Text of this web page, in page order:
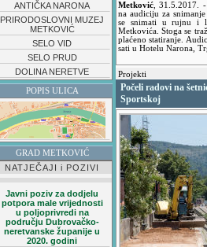
ANTIČKA NARONA
PRIRODOSLOVNI MUZEJ
METKOVIĆ
SELO VID
SELO PRUD
DOLINA NERETVE
POPIS ULICA
GRAD METKOVIĆ
NATJEČAJI i POZIVI
Javni poziv za dodjelu
potpora male vrijednosti
u poljoprivredi na
području Dubrovačko-
neretvanske županije u
2020. godini
Metković ,31.5.2017.
na audiciju za
se snimati u rujnu i
Metkovića. Stoga se
plaćeno statiranje.
sati u Hotelu Narona,
Projekti
Počeli radovi na
Sportskoj